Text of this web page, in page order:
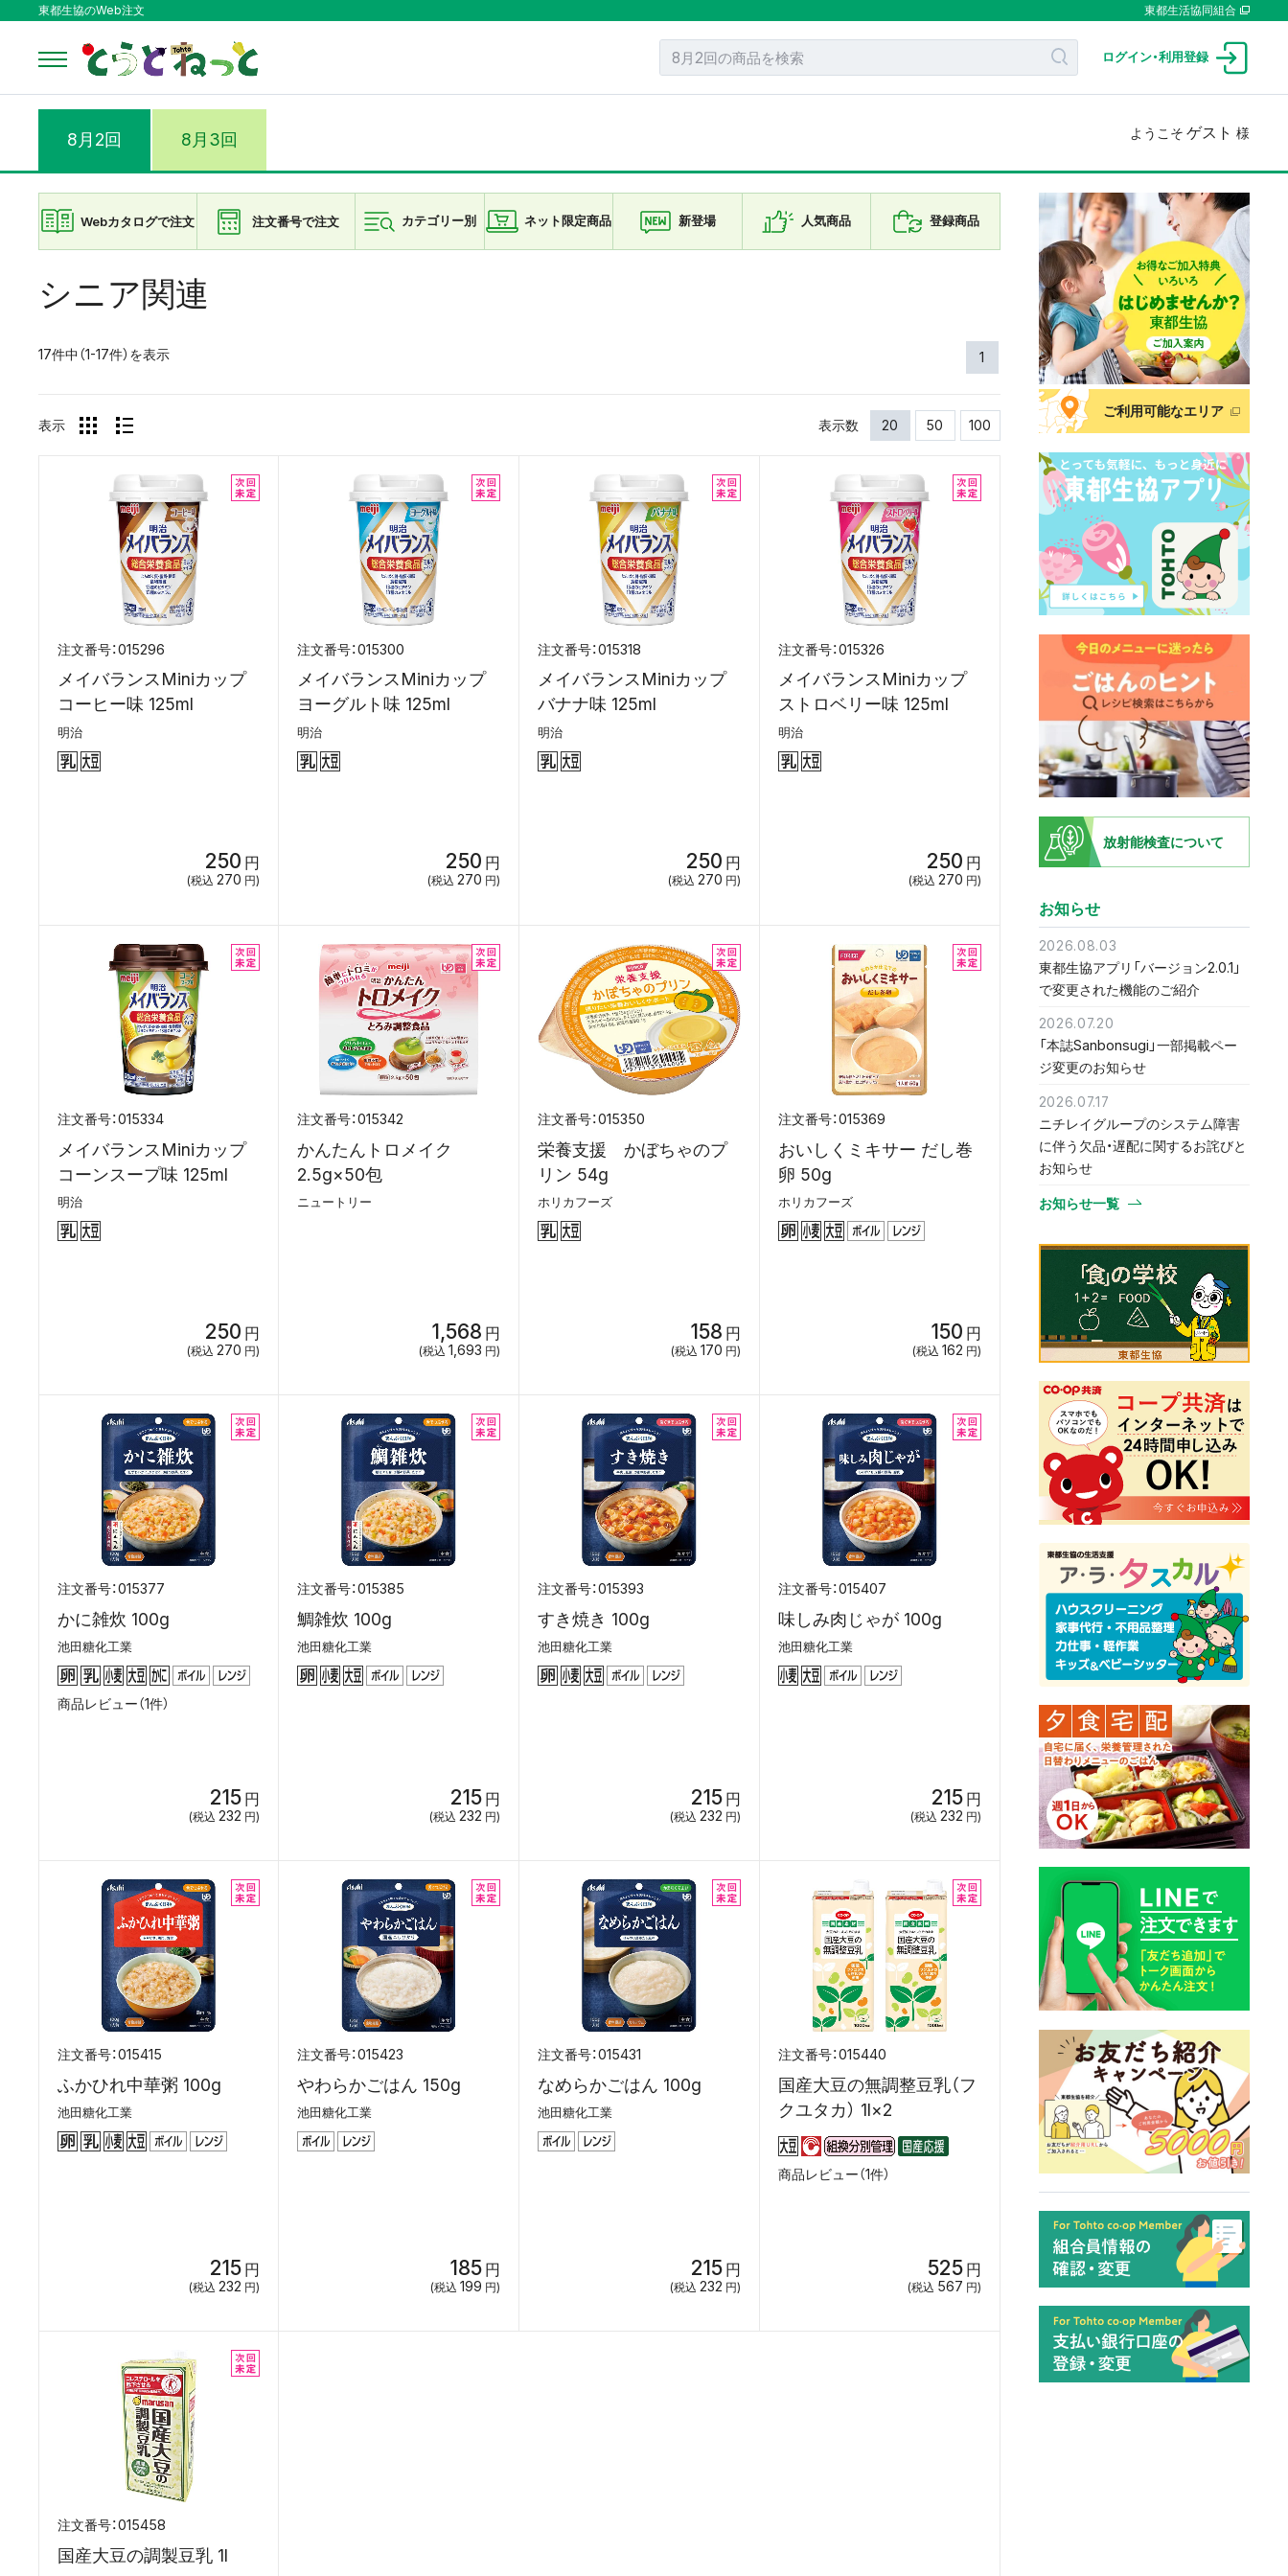
東都生協のWeb注文 東都生活協同組合
ログイン・利用登録
8月2回 8月3回 ようこそ ゲスト 様
Webカタログで注文 注文番号で注文 カテゴリー別 ネット限定商品 新登場 人気商品 登録商品
シニア関連
17件中（1-17件）を表示 1
表示 表示数 20 50 100
015296
メイバランスMiniカップ
コーヒー味 125ml
明治
250 円
(税込 270 円)
015300
メイバランスMiniカップ
ヨーグルト味 125ml
明治
250 円
(税込 270 円)
015318
メイバランスMiniカップ
バナナ味 125ml
明治
250 円
(税込 270 円)
015326
メイバランスMiniカップ
ストロベリー味 125ml
明治
250 円
(税込 270 円)
015334
メイバランスMiniカップ
コーンスープ味 125ml
明治
250 円
(税込 270 円)
015342
かんたんトロメイク
2.5g×50包
ニュートリー
1,568 円
(税込 1,693 円)
015350
栄養支援 かぼちゃのプ
リン 54g
ホリカフーズ
158 円
(税込 170 円)
015369
おいしくミキサー だし巻
卵 50g
ホリカフーズ
150 円
(税込 162 円)
015377
かに雑炊 100g
池田糖化工業
商品レビュー（1件）
215 円
(税込 232 円)
015385
鯛雑炊 100g
池田糖化工業
215 円
(税込 232 円)
015393
すき焼き 100g
池田糖化工業
215 円
(税込 232 円)
015407
味しみ肉じゃが 100g
池田糖化工業
215 円
(税込 232 円)
015415
ふかひれ中華粥 100g
池田糖化工業
215 円
(税込 232 円)
015423
やわらかごはん 150g
池田糖化工業
185 円
(税込 199 円)
015431
なめらかごはん 100g
池田糖化工業
215 円
(税込 232 円)
015440
国産大豆の無調整豆乳（フ
クユタカ） 1l×2
商品レビュー（1件）
525 円
(税込 567 円)
015458
国産大豆の調製豆乳 1l
ご利用可能なエリア
放射能検査について
お知らせ
2026.08.03
東都生協アプリ「バージョン2.0.1」
で変更された機能のご紹介
2026.07.20
「本誌Sanbonsugi」一部掲載ペー
ジ変更のお知らせ
2026.07.17
ニチレイグループのシステム障害
に伴う欠品・遅配に関するお詫びと
お知らせ
お知らせ一覧